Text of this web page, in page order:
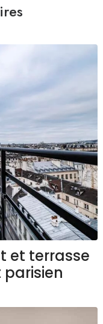
et terrasse
parisien